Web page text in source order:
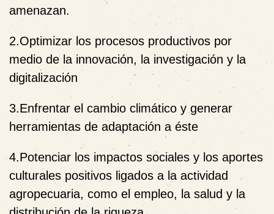
amenazan.
2.Optimizar los procesos productivos por
medio de la innovación, la investigación y la
digitalización
3.Enfrentar el cambio climático y generar
herramientas de adaptación a éste
4.Potenciar los impactos sociales y los aportes
culturales positivos ligados a la actividad
agropecuaria, como el empleo, la salud y la